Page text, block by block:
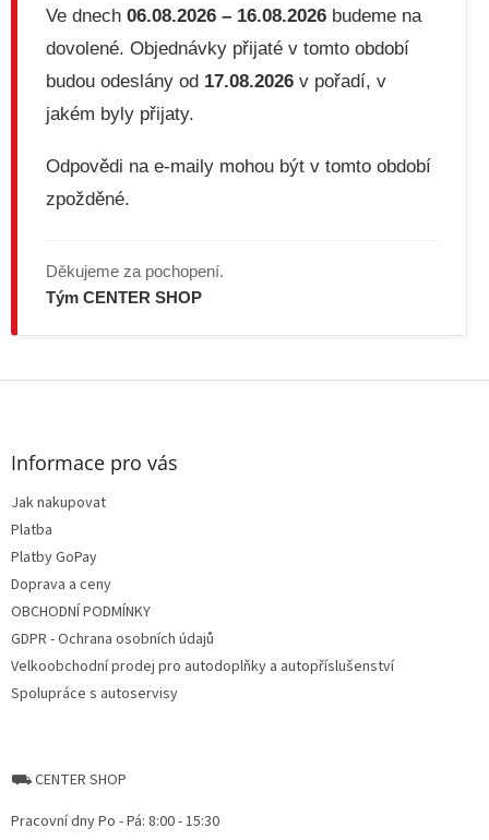
v
k
y
v
s
u
Ve dnech 06.08.2026 – 16.08.2026 budeme na
dovolené. Objednávky přijaté v tomto období
budou odeslány od 17.08.2026 v pořadí, v
jakém byly přijaty.
Odpovědi na e-maily mohou být v tomto období
zpožděné.
Děkujeme za pochopení.
Tým CENTER SHOP
Z
Informace pro vás
Jak nakupovat
Platba
Platby GoPay
Doprava a ceny
OBCHODNÍ PODMÍNKY
GDPR - Ochrana osobních údajů
Velkoobchodní prodej pro autodoplňky a autopříslušenství
Spolupráce s autoservisy
⛟ CENTER SHOP
Pracovní dny Po - Pá: 8:00 - 15:30